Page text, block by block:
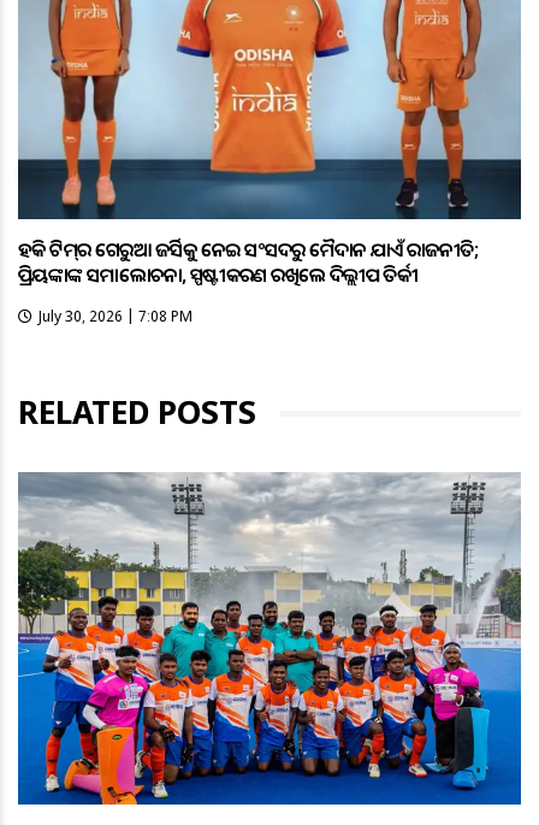
ହକି ଟିମ୍‌ର ଗେରୁଆ ଜର୍ସିକୁ ନେଇ ସଂସଦରୁ ମୈଦାନ ଯାଏଁ ରାଜନୀତି;
ପ୍ରିୟଙ୍କାଙ୍କ ସମାଲୋଚନା, ସ୍ପଷ୍ଟୀକରଣ ରଖିଲେ ଦିଲ୍ଲୀପ ତିର୍କୀ
July 30, 2026 | 7:08 PM
RELATED POSTS